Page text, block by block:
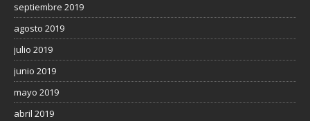
septiembre 2019
agosto 2019
julio 2019
junio 2019
mayo 2019
abril 2019